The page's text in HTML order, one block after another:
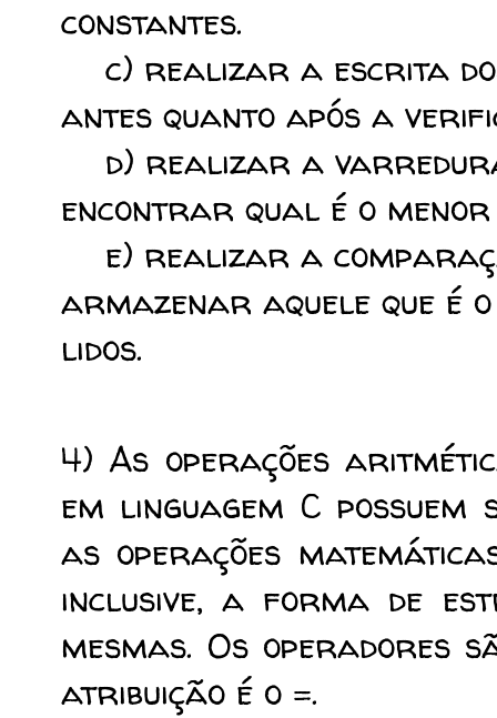
constantes.
c) realizar a escrita
antes quanto após a
d) realizar a
encontrar qual é o
e) realizar a
armazenar aquele que é
lidos.
4) As operações
em linguagem C
as operações
inclusive, a forma de
mesmas. Os operadores
atribuição é o =.